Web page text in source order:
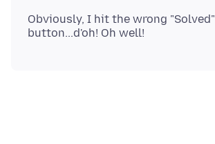
Obviously, I hit the wrong "Solved"